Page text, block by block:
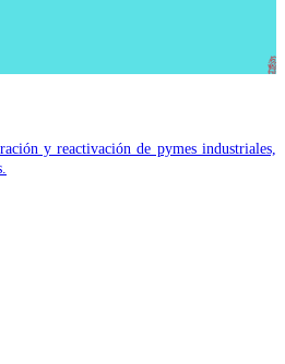
y reactivación de pymes industriales,